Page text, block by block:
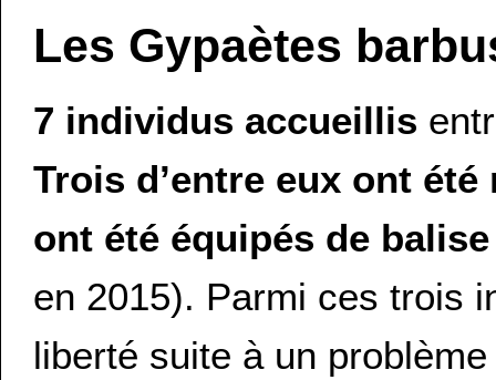
Les Gypaètes
7 individus accueillis
Trois d’entre eux ont
ont été équipés de balise
en 2015). Parmi ces trois
liberté suite à un